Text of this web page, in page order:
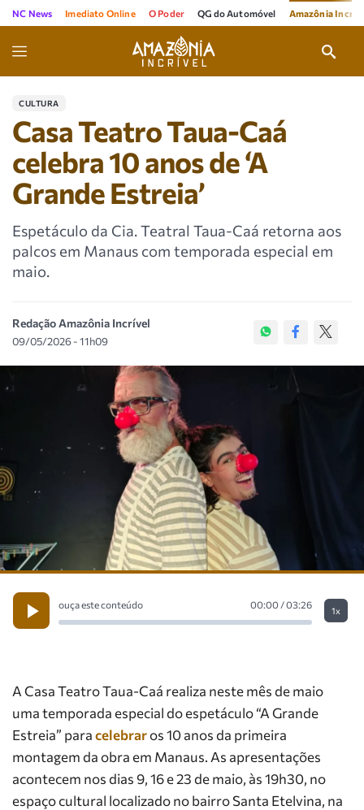
NC News Imediato Online O Poder QG do Automóvel Amazônia
CULTURA
Casa Teatro Taua-Caá
celebra 10 anos de ‘A
Grande Estreia’
Espetáculo da Cia. Teatral Taua-Caá retorna aos
palcos em Manaus com temporada especial em
maio.
Redação Amazônia Incrível
09/05/2026 - 11h09
ouça este conteúdo 00:00 / 03:26
1x
A Casa Teatro Taua-Caá realiza neste mês de maio
uma temporada especial do espetáculo “A Grande
Estreia” paracelebraros 10 anos da primeira
montagem da obra em Manaus. As apresentações
acontecem nos dias 9, 16 e 23 de maio, às 19h30, no
espaço cultural localizado no bairro Santa Etelvina, na